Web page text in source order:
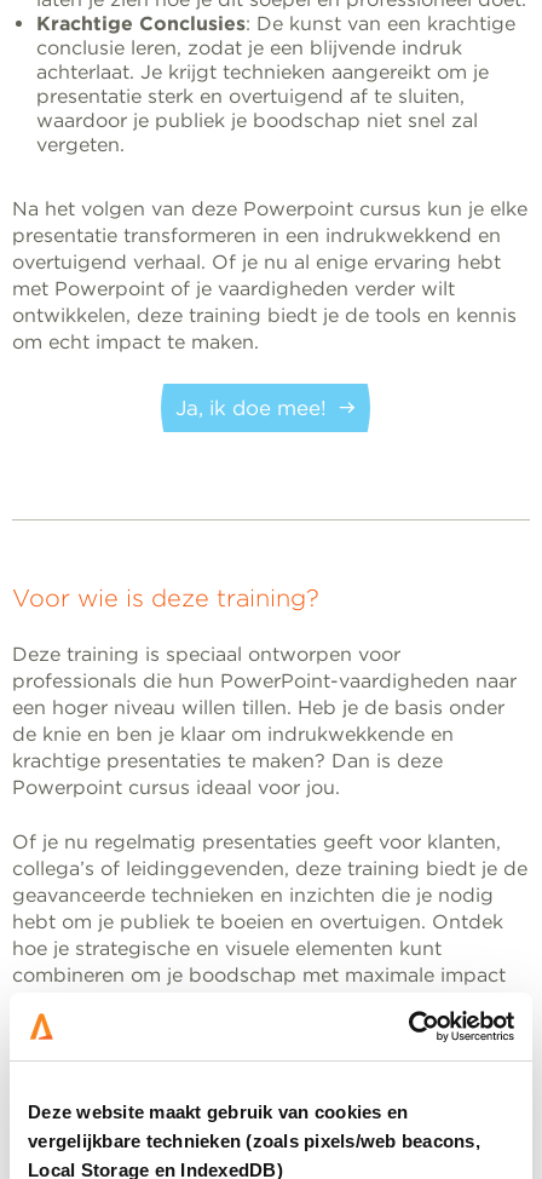
Deze website maakt gebruik van cookies en
vergelijkbare technieken (zoals pixels/web beacons,
Local Storage en IndexedDB)
Krachtige Conclusies: De kunst van een krachtige
conclusie leren, zodat je een blijvende indruk
achterlaat. Je krijgt technieken aangereikt om je
presentatie sterk en overtuigend af te sluiten,
waardoor je publiek je boodschap niet snel zal
vergeten.
Na het volgen van deze Powerpoint cursus kun je elke
presentatie transformeren in een indrukwekkend en
overtuigend verhaal. Of je nu al enige ervaring hebt
met Powerpoint of je vaardigheden verder wilt
ontwikkelen, deze training biedt je de tools en kennis
om echt impact te maken.
Ja, ik doe mee!
Voor wie is deze training?
Deze training is speciaal ontworpen voor
professionals die hun PowerPoint-vaardigheden naar
een hoger niveau willen tillen. Heb je de basis onder
de knie en ben je klaar om indrukwekkende en
krachtige presentaties te maken? Dan is deze
Powerpoint cursus ideaal voor jou.
Of je nu regelmatig presentaties geeft voor klanten,
collega’s of leidinggevenden, deze training biedt je de
geavanceerde technieken en inzichten die je nodig
hebt om je publiek te boeien en overtuigen. Ontdek
hoe je strategische en visuele elementen kunt
combineren om je boodschap met maximale impact
Wat levert het op?